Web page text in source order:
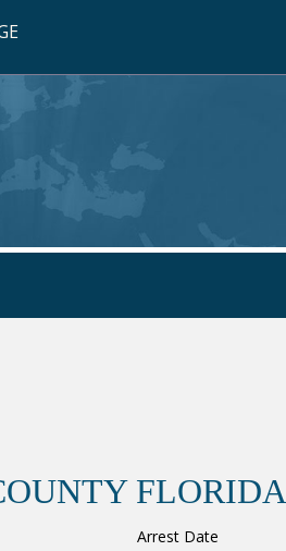
FLORIDA
Arrest Date